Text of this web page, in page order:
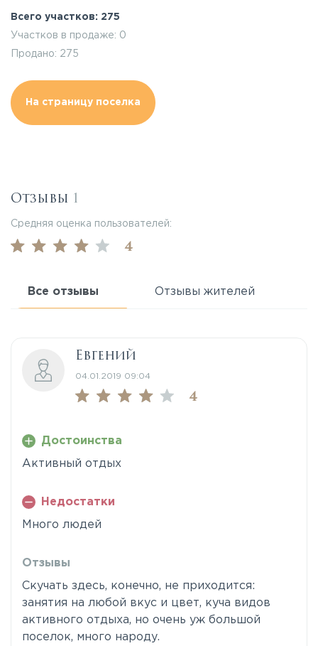
Всего участков: 275
Участков в продаже: 0
Продано: 275
На страницу поселка
Отзывы 1
Средняя оценка пользователей:
4
Все отзывы Отзывы жителей
Евгений
04.01.2019 09:04
4
Достоинства
Активный отдых
Недостатки
Много людей
Отзывы
Скучать здесь, конечно, не приходится:
занятия на любой вкус и цвет, куча видов
активного отдыха, но очень уж большой
поселок, много народу.